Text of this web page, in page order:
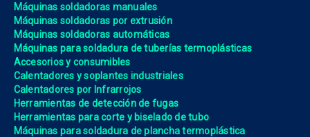
Máquinas soldadoras manuales
Máquinas soldadoras por extrusión
Máquinas soldadoras automáticas
Máquinas para soldadura de tuberías termoplásticas
Accesorios y consumibles
Calentadores y soplantes industriales
Calentadores por Infrarrojos
Herramientas de detección de fugas
Herramientas para corte y biselado de tubo
Máquinas para soldadura de plancha termoplástica